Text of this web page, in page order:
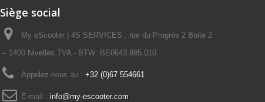
Siège social
My eScooter | 4S SERVICES , rue du Progrès 2 Boite 2
– 1400 Nivelles TVA - BTW: BE0643.885.010
Appelez-nous au : +32 (0)67 554661
E-mail : info@my-escooter.com